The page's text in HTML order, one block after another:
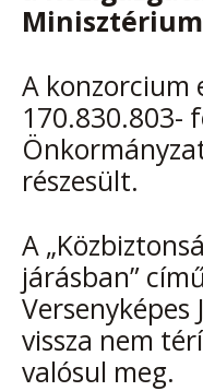
A konzorcium
170.830.803-
részesült.
A „
járásban”
vissza nem
valósul meg.